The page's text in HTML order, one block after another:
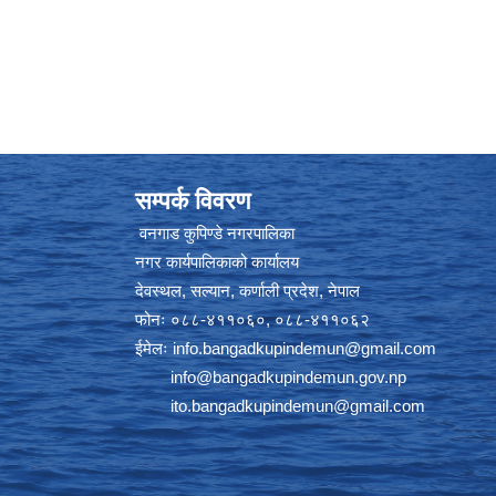
सम्पर्क विवरण
वनगाड कुपिण्डे नगरपालिका
नगर कार्यपालिकाको कार्यालय
देवस्थल, सल्यान, कर्णाली प्रदेश, नेपाल
फोनः ०८८-४११०६०, ०८८-४११०६२
ईमेलःinfo.bangadkupindemun@gmail.com
info@bangadkupindemun.gov.np
ito.bangadkupindemun@gmail.com